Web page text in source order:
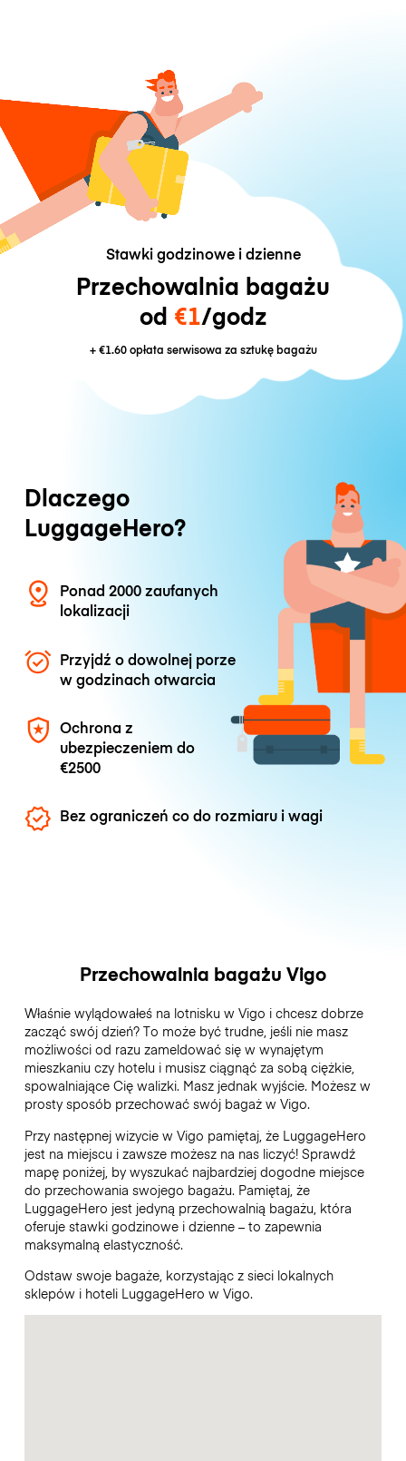
Stawki godzinowe i dzienne
Przechowalnia bagażu
od €1/godz
+€1.60opłata serwisowa za sztukę bagażu
Dlaczego
LuggageHero?
Ponad 2000 zaufanych
lokalizacji
Przyjdź o dowolnej porze
w godzinach otwarcia
Ochrona z
ubezpieczeniem do
€2500
Bez ograniczeń co do rozmiaru i wagi
Przechowalnia bagażu Vigo
Właśnie wylądowałeś na lotnisku w Vigo i chcesz dobrze
zacząć swój dzień? To może być trudne, jeśli nie masz
możliwości od razu zameldować się w wynajętym
mieszkaniu czy hotelu i musisz ciągnąć za sobą ciężkie,
spowalniające Cię walizki. Masz jednak wyjście. Możesz w
prosty sposób przechować swój bagaż w Vigo.
Przy następnej wizycie w Vigo pamiętaj, że LuggageHero
jest na miejscu i zawsze możesz na nas liczyć! Sprawdź
mapę poniżej, by wyszukać najbardziej dogodne miejsce
do przechowania swojego bagażu. Pamiętaj, że
LuggageHero jest jedyną przechowalnią bagażu, która
oferuje stawki godzinowe i dzienne – to zapewnia
maksymalną elastyczność.
Odstaw swoje bagaże, korzystając z sieci lokalnych
sklepów i hoteli LuggageHero w Vigo.